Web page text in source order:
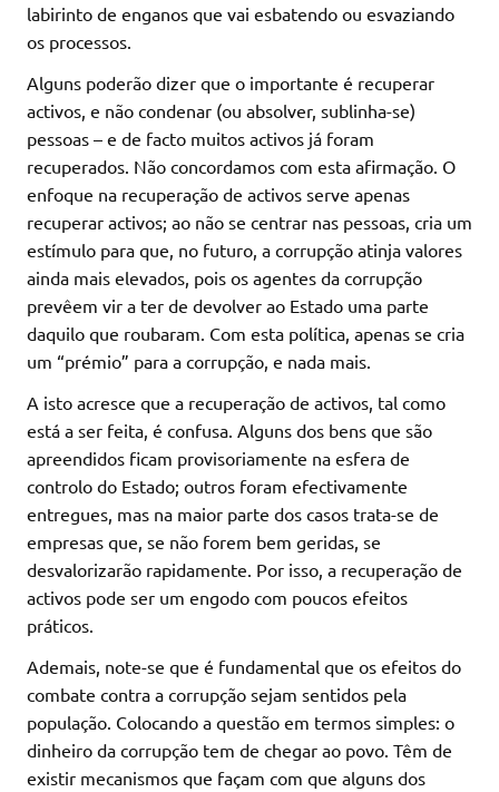
labirinto de enganos que vai esbatendo ou esvaziando
os processos.
Alguns poderão dizer que o importante é recuperar
activos, e não condenar (ou absolver, sublinha-se)
pessoas – e de facto muitos activos já foram
recuperados. Não concordamos com esta afirmação. O
enfoque na recuperação de activos serve apenas
recuperar activos; ao não se centrar nas pessoas, cria um
estímulo para que, no futuro, a corrupção atinja valores
ainda mais elevados, pois os agentes da corrupção
prevêem vir a ter de devolver ao Estado uma parte
daquilo que roubaram. Com esta política, apenas se cria
um “prémio” para a corrupção, e nada mais.
A isto acresce que a recuperação de activos, tal como
está a ser feita, é confusa. Alguns dos bens que são
apreendidos ficam provisoriamente na esfera de
controlo do Estado; outros foram efectivamente
entregues, mas na maior parte dos casos trata-se de
empresas que, se não forem bem geridas, se
desvalorizarão rapidamente. Por isso, a recuperação de
activos pode ser um engodo com poucos efeitos
práticos.
Ademais, note-se que é fundamental que os efeitos do
combate contra a corrupção sejam sentidos pela
população. Colocando a questão em termos simples: o
dinheiro da corrupção tem de chegar ao povo. Têm de
existir mecanismos que façam com que alguns dos